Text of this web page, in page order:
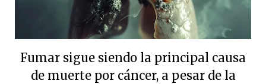
Fumar sigue siendo la principal causa
de muerte por cáncer, a pesar de la